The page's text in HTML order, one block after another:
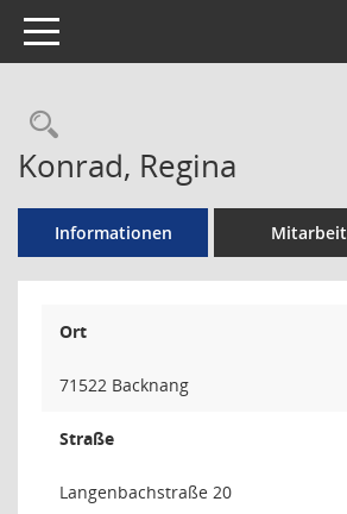
Toggle navigation
Rechercheauswahl
Konrad, Regina
Informationen Mitarbeit
Ort
71522 Backnang
Straße
Langenbachstraße 20